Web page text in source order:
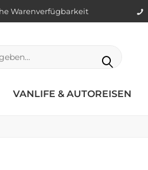
Warenverfügbarkeit
VANLIFE & AUTOREISEN